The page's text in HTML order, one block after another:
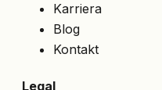
Karriera
Blog
Kontakt
Legal